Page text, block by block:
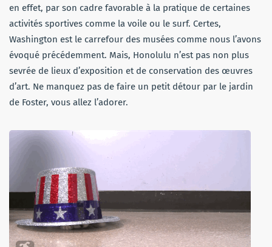
en effet, par son cadre favorable à la pratique de certaines
activités sportives comme la voile ou le surf. Certes,
Washington est le carrefour des musées comme nous l’avons
évoqué précédemment. Mais, Honolulu n’est pas non plus
sevrée de lieux d’exposition et de conservation des œuvres
d’art. Ne manquez pas de faire un petit détour par le jardin
de Foster, vous allez l’adorer.